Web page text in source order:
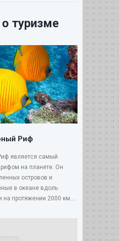
туризме
Риф
является самый
на планете. Он
островов и
в океане вдоль
на протяжении 2000 км....